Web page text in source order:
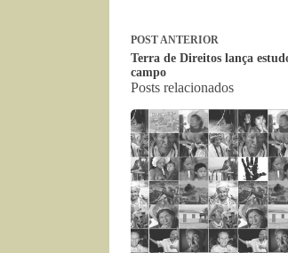
POSTANTERIOR
Terra de Direitos lança
campo
Posts relacionados